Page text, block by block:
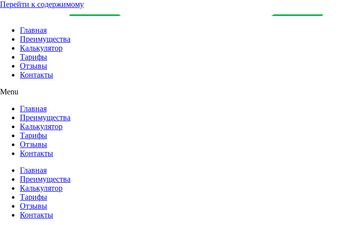
Перейти к содержимому
Главная
Преимущества
Калькулятор
Тарифы
Отзывы
Контакты
Menu
Главная
Преимущества
Калькулятор
Тарифы
Отзывы
Контакты
Главная
Преимущества
Калькулятор
Тарифы
Отзывы
Контакты